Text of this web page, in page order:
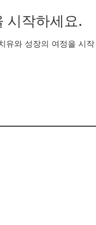
시작하세요.
유와 성장의 여정을 시작